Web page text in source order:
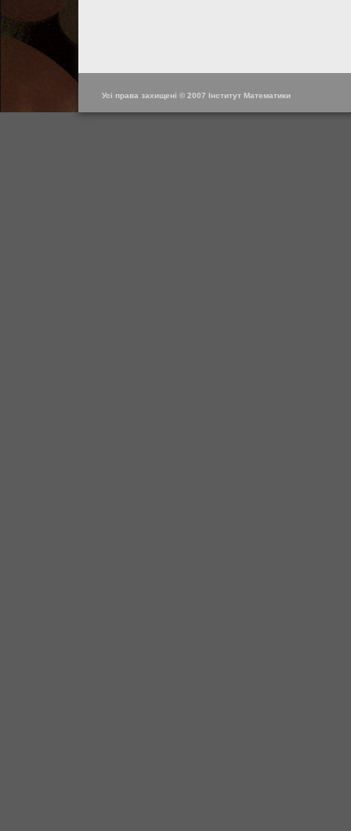
Усі права захищені © 2007 Інститут Математики